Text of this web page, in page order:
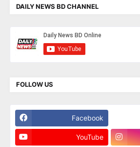
DAILY NEWS BD CHANNEL
FOLLOW US
Facebook
YouTube